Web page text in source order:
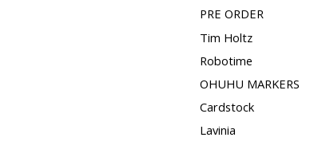
PRE ORDER
Tim Holtz
Robotime
OHUHU MARKERS
Cardstock
Lavinia